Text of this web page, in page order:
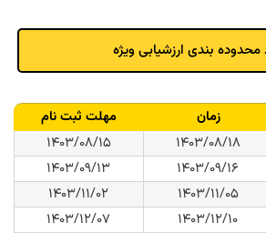
محدوده بندی ارزشیابی ویژه
زمان مهلت ثبت نام
۱۴۰۳/۰۸/۱۸
۱۴۰۳/۰۸/۱۵
۱۴۰۳/۰۹/۱۶
۱۴۰۳/۰۹/۱۳
۱۴۰۳/۱۱/۰۵
۱۴۰۳/۱۱/۰۲
۱۴۰۳/۱۲/۱۰
۱۴۰۳/۱۲/۰۷